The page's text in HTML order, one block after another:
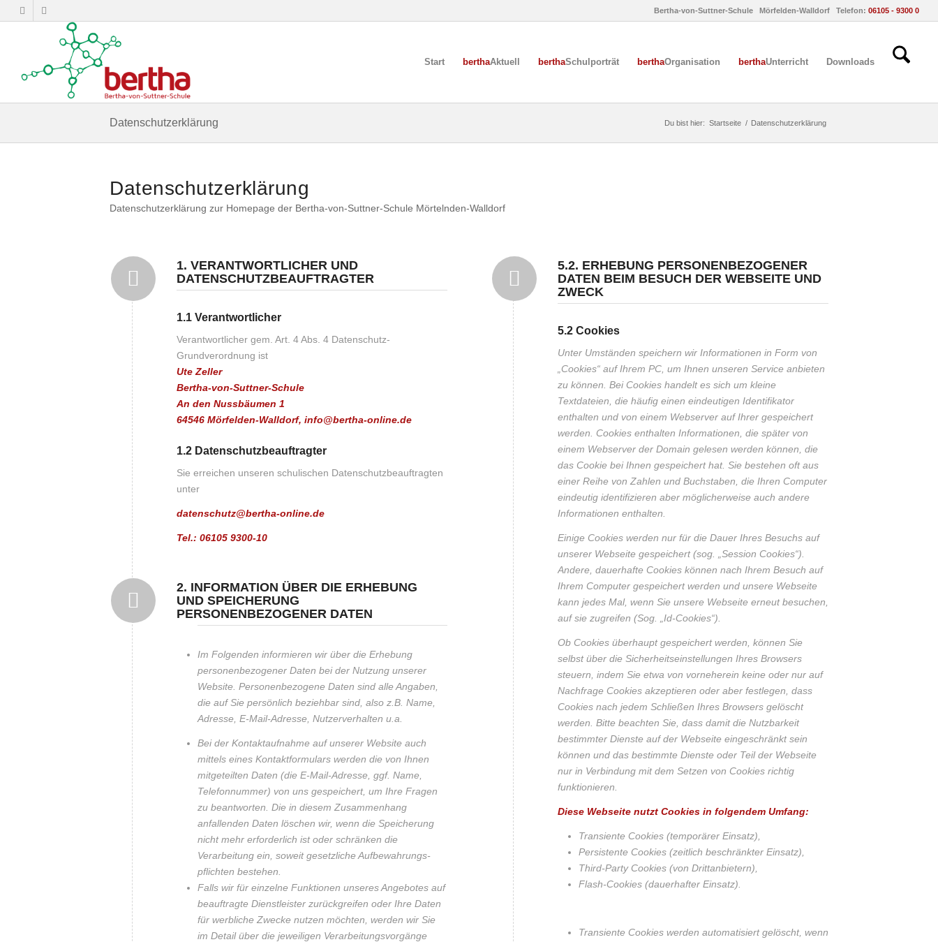
Bertha-von-Suttner-Schule Mörfelden-Walldorf Telefon:06105 - 9300 0
Start berthaAktuell berthaSchulporträt berthaOrganisation berthaUnterricht Downloads
Datenschutzerklärung Du bist hier: Startseite / Datenschutzerklärung
Datenschutzerklärung
Datenschutzerklärung zur Homepage der Bertha-von-Suttner-Schule Mörtelnden-Walldorf
1. VERANTWORTLICHER UND
DATENSCHUTZBEAUFTRAGTER
1.1 Verantwortlicher
Verantwortlicher gem. Art. 4 Abs. 4 Datenschutz-
Grundverordnung ist
Ute Zeller
Bertha-von-Suttner-Schule
An den Nussbäumen 1
64546 Mörfelden-Walldorf, info@bertha-online.de
1.2 Datenschutzbeauftragter
Sie erreichen unseren schulischen Datenschutzbeauftragten
unter
datenschutz@bertha-online.de
Tel.: 06105 9300-10
2. INFORMATION ÜBER DIE ERHEBUNG
UND SPEICHERUNG
PERSONENBEZOGENER DATEN
Im Folgenden informieren wir über die Erhebung
personenbezogener Daten bei der Nutzung unserer
Website. Personenbezogene Daten sind alle Angaben,
die auf Sie persönlich beziehbar sind, also z.B. Name,
Adresse, E-Mail-Adresse, Nutzerverhalten u.a.
Bei der Kontaktaufnahme auf unserer Website auch
mittels eines Kontaktformulars werden die von Ihnen
mitgeteilten Daten (die E-Mail-Adresse, ggf. Name,
Telefonnummer) von uns gespeichert, um Ihre Fragen
zu beantworten. Die in diesem Zusammenhang
anfallenden Daten löschen wir, wenn die Speicherung
nicht mehr erforderlich ist oder schränken die
Verarbeitung ein, soweit gesetzliche Aufbewahrungs-
pflichten bestehen.
Falls wir für einzelne Funktionen unseres Angebotes auf
beauftragte Dienstleister zurückgreifen oder Ihre Daten
für werbliche Zwecke nutzen möchten, werden wir Sie
im Detail über die jeweiligen Verarbeitungsvorgänge
5.2. ERHEBUNG PERSONENBEZOGENER
DATEN BEIM BESUCH DER WEBSEITE UND
ZWECK
5.2 Cookies
Unter Umständen speichern wir Informationen in Form von
„Cookies“ auf Ihrem PC, um Ihnen unseren Service anbieten
zu können. Bei Cookies handelt es sich um kleine
Textdateien, die häufig einen eindeutigen Identifikator
enthalten und von einem Webserver auf Ihrer gespeichert
werden. Cookies enthalten Informationen, die später von
einem Webserver der Domain gelesen werden können, die
das Cookie bei Ihnen gespeichert hat. Sie bestehen oft aus
einer Reihe von Zahlen und Buchstaben, die Ihren Computer
eindeutig identifizieren aber möglicherweise auch andere
Informationen enthalten.
Einige Cookies werden nur für die Dauer Ihres Besuchs auf
unserer Webseite gespeichert (sog. „Session Cookies“).
Andere, dauerhafte Cookies können nach Ihrem Besuch auf
Ihrem Computer gespeichert werden und unsere Webseite
kann jedes Mal, wenn Sie unsere Webseite erneut besuchen,
auf sie zugreifen (Sog. „Id-Cookies“).
Ob Cookies überhaupt gespeichert werden, können Sie
selbst über die Sicherheitseinstellungen Ihres Browsers
steuern, indem Sie etwa von vorneherein keine oder nur auf
Nachfrage Cookies akzeptieren oder aber festlegen, dass
Cookies nach jedem Schließen Ihres Browsers gelöscht
werden. Bitte beachten Sie, dass damit die Nutzbarkeit
bestimmter Dienste auf der Webseite eingeschränkt sein
können und das bestimmte Dienste oder Teil der Webseite
nur in Verbindung mit dem Setzen von Cookies richtig
funktionieren.
Diese Webseite nutzt Cookies in folgendem Umfang:
Transiente Cookies (temporärer Einsatz),
Persistente Cookies (zeitlich beschränkter Einsatz),
Third-Party Cookies (von Drittanbietern),
Flash-Cookies (dauerhafter Einsatz).
Transiente Cookies werden automatisiert gelöscht, wenn